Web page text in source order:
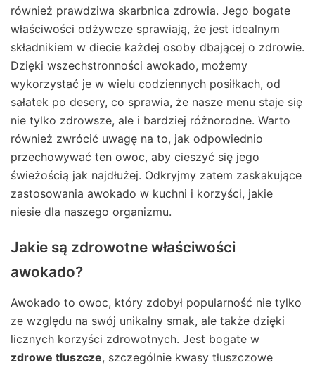
również prawdziwa skarbnica zdrowia. Jego bogate
właściwości odżywcze sprawiają, że jest idealnym
składnikiem w diecie każdej osoby dbającej o zdrowie.
Dzięki wszechstronności awokado, możemy
wykorzystać je w wielu codziennych posiłkach, od
sałatek po desery, co sprawia, że nasze menu staje się
nie tylko zdrowsze, ale i bardziej różnorodne. Warto
również zwrócić uwagę na to, jak odpowiednio
przechowywać ten owoc, aby cieszyć się jego
świeżością jak najdłużej. Odkryjmy zatem zaskakujące
zastosowania awokado w kuchni i korzyści, jakie
niesie dla naszego organizmu.
Jakie są zdrowotne właściwości
awokado?
Awokado to owoc, który zdobył popularność nie tylko
ze względu na swój unikalny smak, ale także dzięki
licznych korzyści zdrowotnych. Jest bogate w
zdrowe tłuszcze, szczególnie kwasy tłuszczowe